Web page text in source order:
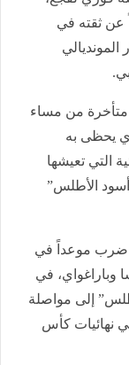
عن ثقته في
متأخرة من مساء
يحظى به
التي تعيشها
الأطلس”
ضرب موعداً في
وباراغواي، في
إلى مواصلة
نهائيات كأس